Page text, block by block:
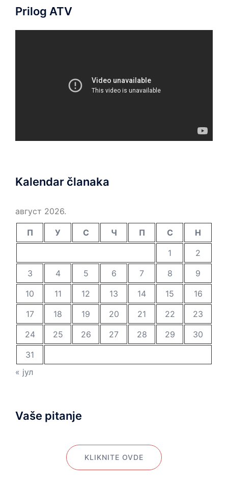
Prilog ATV
Kalendar članaka
август 2026.
П У С Ч П С
Н
1
2
3
4 5 6 7 8
9
10
11 12 13 14 15
16
17
18 19 20 21 22
23
24
25 26 27 28 29
30
31
« јул
Vaše pitanje
KLIKNITE OVDE